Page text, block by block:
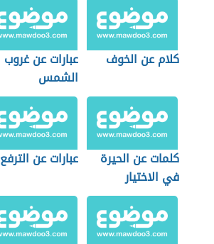
كلام عن الخوف
عبارات عن غروب
الشمس
كلمات عن الحيرة
في الاختيار
عبارات عن الترفع